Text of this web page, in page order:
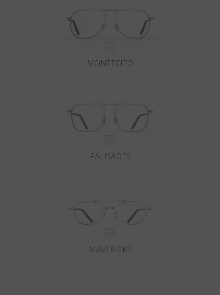
MONTECITO
PALISADES
MAVERICKS